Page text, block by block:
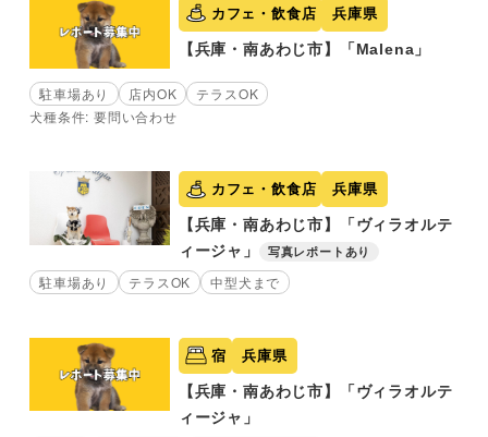
カフェ・飲食店 兵庫県
【兵庫・南あわじ市】「Malena」
駐車場あり 店内OK
テラスOK
犬種条件: 要問い合わせ
カフェ・飲食店 兵庫県
【兵庫・南あわじ市】「ヴィラオルテ
ィージャ」
写真レポートあり
駐車場あり テラスOK 中型犬まで
宿 兵庫県
【兵庫・南あわじ市】「ヴィラオルテ
ィージャ」